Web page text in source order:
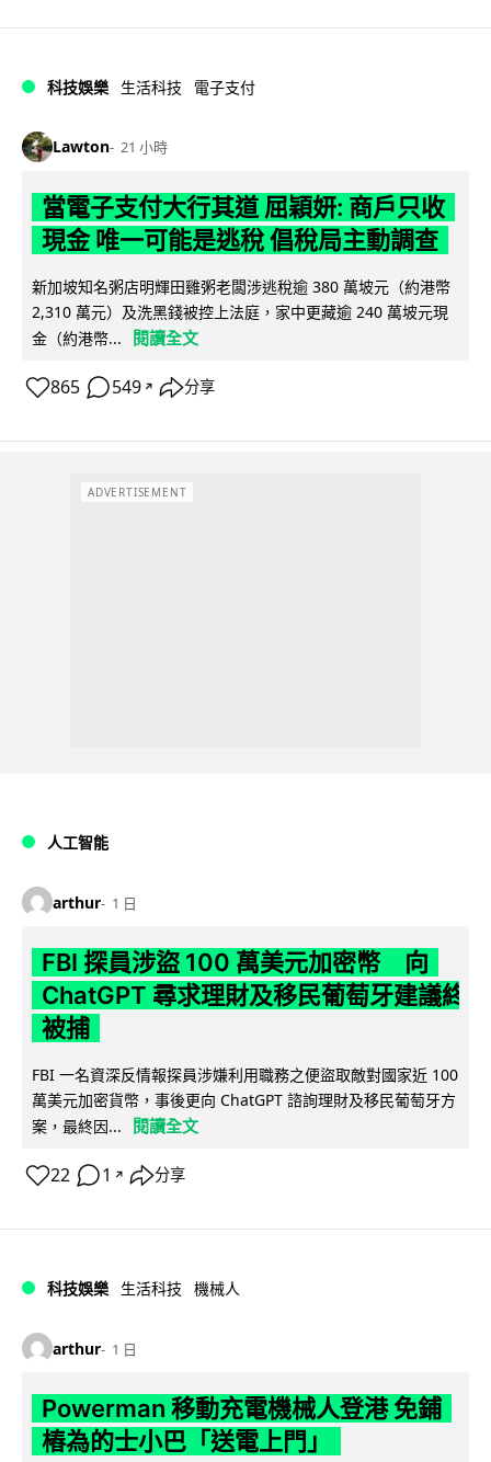
科技娛樂 生活科技 電子支付
Lawton 21 小時
當電子支付大行其道 屈穎妍: 商戶只收
現金 唯一可能是逃稅 倡稅局主動調查
新加坡知名粥店明輝田雞粥老闆涉逃稅逾 380 萬坡元（約港幣
2,310 萬元）及洗黑錢被控上法庭，家中更藏逾 240 萬坡元現
金（約港幣...
閱讀全文
865 549 ↗ 分享
ADVERTISEMENT
人工智能
arthur 1 日
FBI 探員涉盜 100 萬美元加密幣 向
ChatGPT 尋求理財及移民葡萄牙建議終
被捕
FBI 一名資深反情報探員涉嫌利用職務之便盜取敵對國家近 100
萬美元加密貨幣，事後更向 ChatGPT 諮詢理財及移民葡萄牙方
案，最終因...
閱讀全文
22 1 ↗ 分享
科技娛樂 生活科技 機械人
arthur 1 日
Powerman 移動充電機械人登港 免鋪
樁為的士小巴「送電上門」